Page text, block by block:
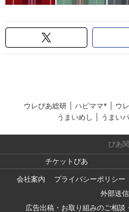
ウレぴあ総研 ハピママ* ウ
うまいめし
うまい
ぴあ
チケットぴあ
会社案内
プライバシーポリシー
外部送
広告出稿・お取り組みのご相